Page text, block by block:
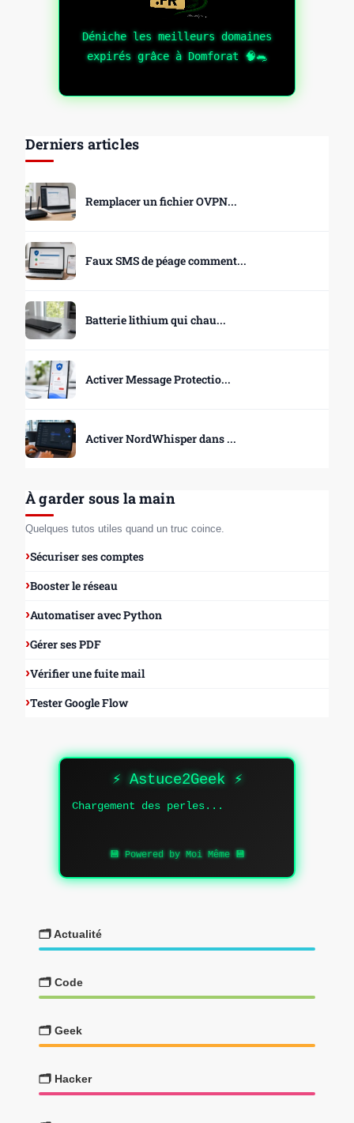
Déniche les meilleurs domaines
expirés grâce à Domforat 🧠🐀
Derniers articles
Remplacer un fichier OVPN...
Faux SMS de péage comment...
Batterie lithium qui chau...
Activer Message Protectio...
Activer NordWhisper dans ...
À garder sous la main
Quelques tutos utiles quand un truc coince.
Sécuriser ses comptes
Booster le réseau
Automatiser avec Python
Gérer ses PDF
Vérifier une fuite mail
Tester Google Flow
⚡ Astuce2Geek ⚡
Chargement des perles...
💾 Powered by Moi Même 💾
🗂️ Actualité
🗂️ Code
🗂️ Geek
🗂️ Hacker